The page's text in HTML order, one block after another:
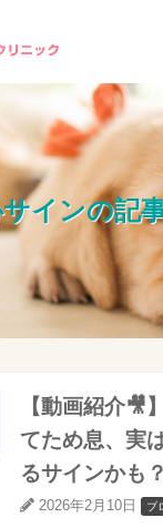
インの記
【動画紹介🎥
てため息、実
るサインかも
2026年2月10日 ブ